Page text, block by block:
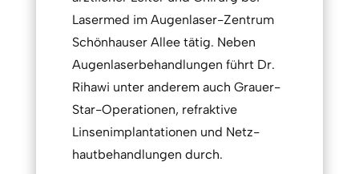
Lasermed im Augenlaser-Zentrum
Schönhauser Allee tätig. Neben
Augen­laser­behand­lungen führt Dr.
Rihawi unter anderem auch Grauer-
Star-Operationen, refraktive
Linsen­implan­tationen und Netz­
haut­behand­lungen durch.